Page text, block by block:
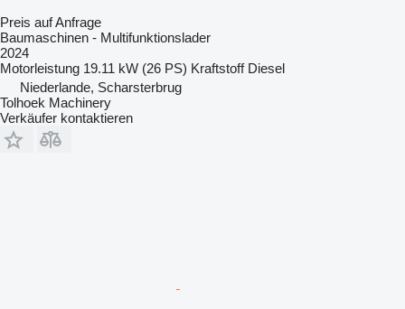
Preis auf Anfrage
Baumaschinen - Multifunktionslader
2024
Motorleistung 19.11 kW (26 PS) Kraftstoff Diesel
Niederlande, Scharsterbrug
Tolhoek Machinery
Verkäufer kontaktieren